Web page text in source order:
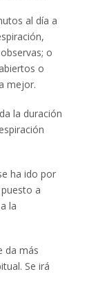
al día a
o
o
mejor.
la duración
ha ido por
a
la
da más
Se irá